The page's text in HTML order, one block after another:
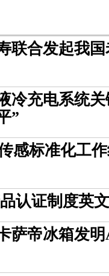
联合发起我
冷充电系统
”
感标准化工
认证制度英
萨帝冰箱发